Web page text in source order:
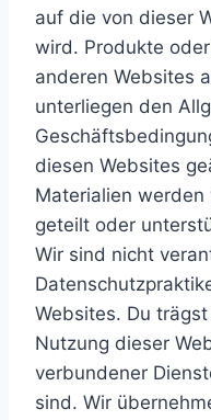
auf die von dieser
wird. Produkte
anderen Websites
unterliegen den
diesen Websites
Materialien
geteilt oder
Wir sind nicht
Websites. Du
Nutzung dieser
verbundener
sind. Wir